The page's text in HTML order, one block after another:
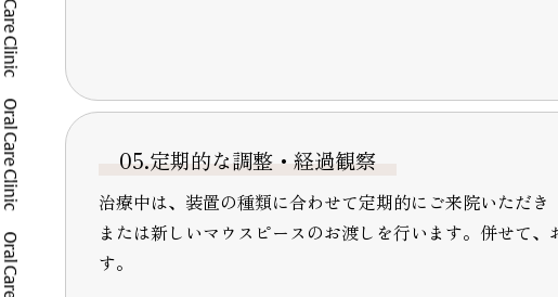
05.定期的な調整・経過観察
治療中は、装置の種類に合わせて定期的にご来院いただ
または新しいマウスピースのお渡しを行います。併せて
す。